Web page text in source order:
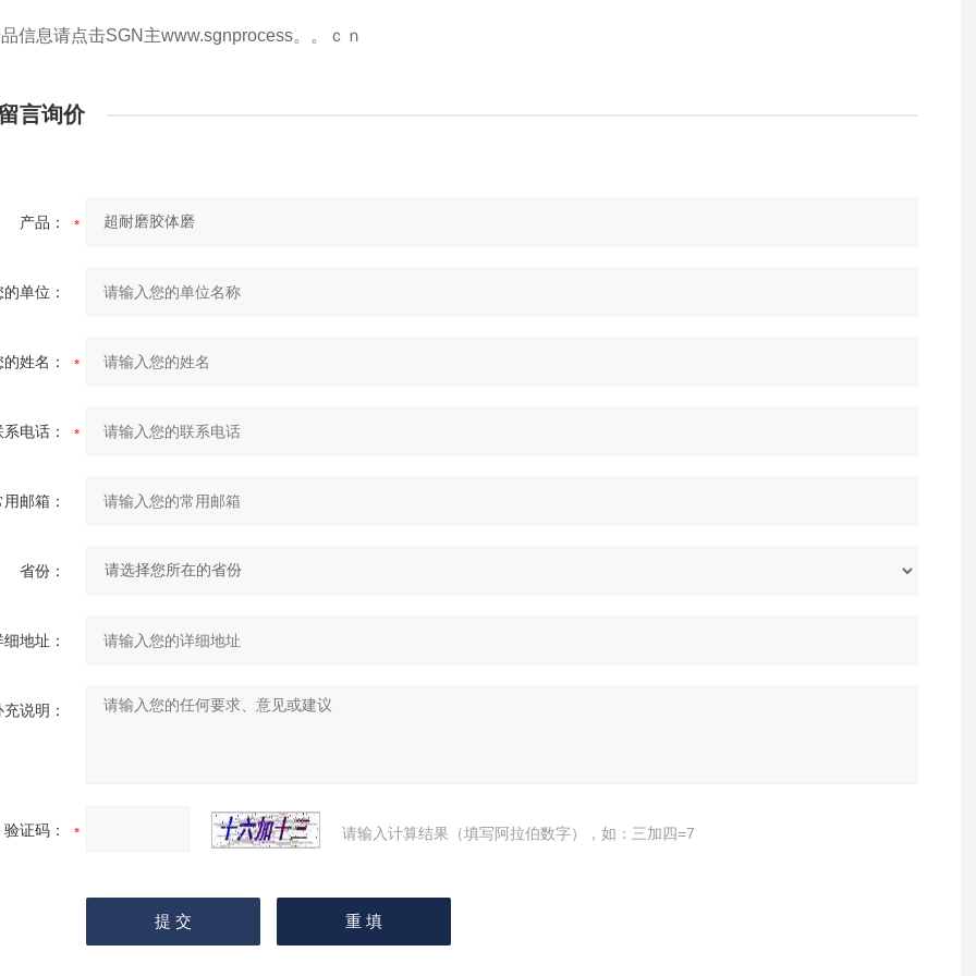
信息请点击SGN主www.sgnprocess。。ｃｎ
言询价
产品：
的单位：
的姓名：
系电话：
用邮箱：
省份：
细地址：
充说明：
验证码： 请输入计算结果（填写阿拉伯数字），如：三加四=7